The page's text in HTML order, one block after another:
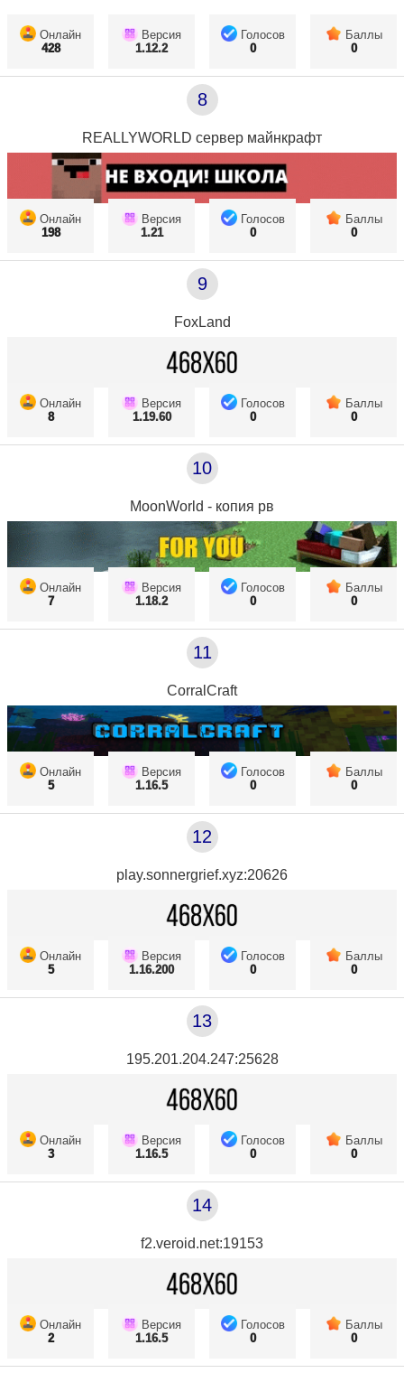
Онлайн
428
Версия
1.12.2
Голосов
0
Баллы
0
8
REALLYWORLD сервер майнкрафт
Онлайн
198
Версия
1.21
Голосов
0
Баллы
0
9
FoxLand
Онлайн
8
Версия
1.19.60
Голосов
0
Баллы
0
10
MoonWorld - копия рв
Онлайн
7
Версия
1.18.2
Голосов
0
Баллы
0
11
CorralCraft
Онлайн
5
Версия
1.16.5
Голосов
0
Баллы
0
12
play.sonnergrief.xyz:20626
Онлайн
5
Версия
1.16.200
Голосов
0
Баллы
0
13
195.201.204.247:25628
Онлайн
3
Версия
1.16.5
Голосов
0
Баллы
0
14
f2.veroid.net:19153
Онлайн
2
Версия
1.16.5
Голосов
0
Баллы
0